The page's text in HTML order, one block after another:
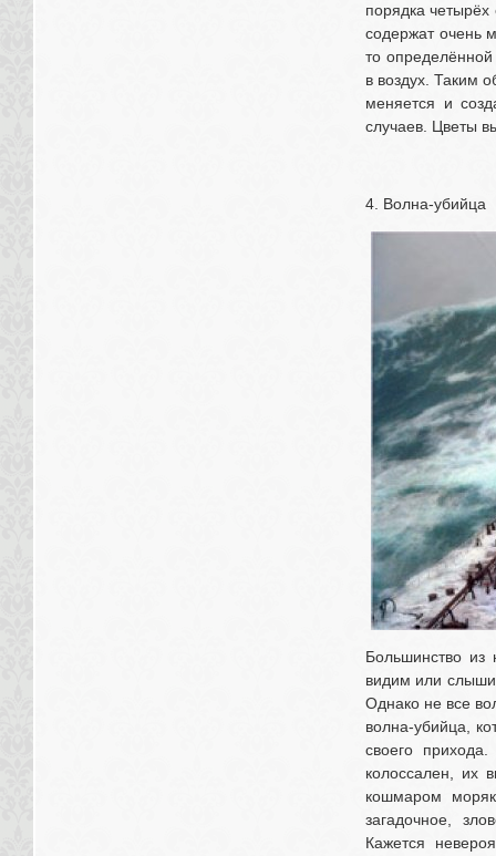
порядка
содержат очень
то
в воздух. Таким
меняется и
случаев. Цветы
4. Волна-убийца
Большинство из
видим или
Однако не все
волна-убийца,
своего
колоссален, их
кошмаром
загадочное,
Кажется